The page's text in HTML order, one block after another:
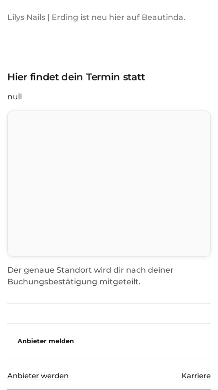
Lilys Nails | Erding ist neu hier auf Beautinda.
Hier findet dein Termin statt
null
Der genaue Standort wird dir nach deiner
Buchungsbestätigung mitgeteilt.
Anbieter melden
Anbieter werden Karriere